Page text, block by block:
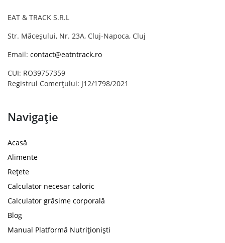
EAT & TRACK S.R.L
Str. Măceșului, Nr. 23A, Cluj-Napoca, Cluj
Email: contact@eatntrack.ro
CUI: RO39757359
Registrul Comerțului: J12/1798/2021
Navigație
Acasă
Alimente
Rețete
Calculator necesar caloric
Calculator grăsime corporală
Blog
Manual Platformă Nutriționiști